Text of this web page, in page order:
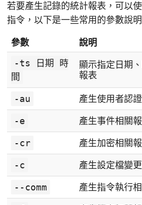
若要產生記錄的統計報表，可以
指令，以下是一些常用的參數說明
參數
說明
-ts 日期 時
間
顯示指定日期
報表
-au 產生使用者認
-e 產生事件相關
-cr 產生加密相關
-c 產生設定檔變
--comm 產生指令執行